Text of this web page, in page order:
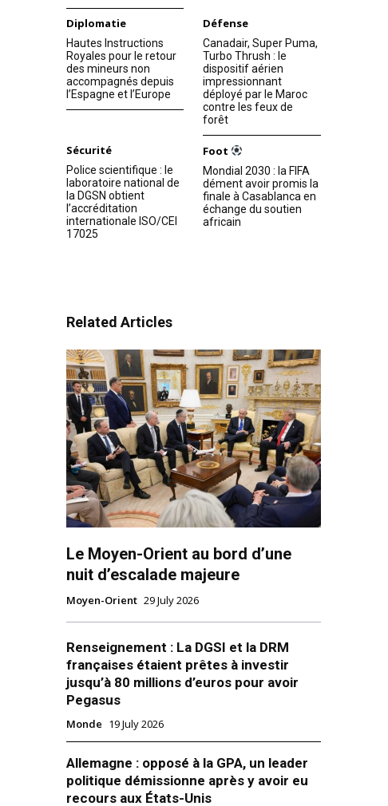
Diplomatie
Hautes Instructions
Royales pour le retour
des mineurs non
accompagnés depuis
l’Espagne et l’Europe
Défense
Canadair, Super Puma,
Turbo Thrush : le
dispositif aérien
impressionnant
déployé par le Maroc
contre les feux de
forêt
Sécurité
Police scientifique : le
laboratoire national de
la DGSN obtient
l’accréditation
internationale ISO/CEI
17025
Foot
Mondial 2030 : la FIFA
dément avoir promis la
finale à Casablanca en
échange du soutien
africain
Related Articles
Le Moyen-Orient au bord d’une
nuit d’escalade majeure
Moyen-Orient 29 July 2026
Renseignement : La DGSI et la DRM
françaises étaient prêtes à investir
jusqu’à 80 millions d’euros pour avoir
Pegasus
Monde 19 July 2026
Allemagne : opposé à la GPA, un leader
politique démissionne après y avoir eu
recours aux États-Unis